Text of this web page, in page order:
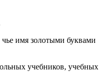
имя золотыми буквами
учебников, учебных